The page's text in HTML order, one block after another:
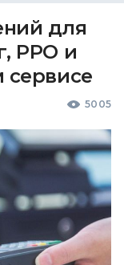
для
РРО и
сервисе
5005